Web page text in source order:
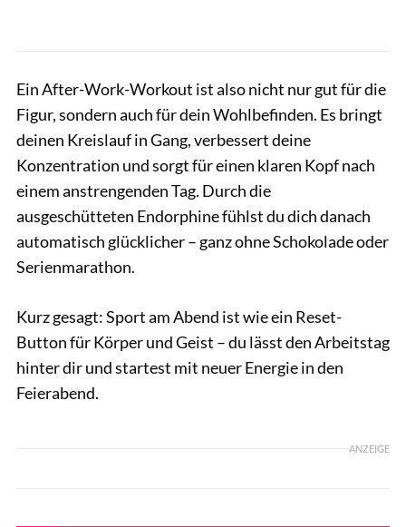
Ein After-Work-Workout ist also nicht nur gut für die
Figur, sondern auch für dein Wohlbefinden. Es bringt
deinen Kreislauf in Gang, verbessert deine
Konzentration und sorgt für einen klaren Kopf nach
einem anstrengenden Tag. Durch die
ausgeschütteten Endorphine fühlst du dich danach
automatisch glücklicher – ganz ohne Schokolade oder
Serienmarathon.
Kurz gesagt: Sport am Abend ist wie ein Reset-
Button für Körper und Geist – du lässt den Arbeitstag
hinter dir und startest mit neuer Energie in den
Feierabend.
ANZEIGE